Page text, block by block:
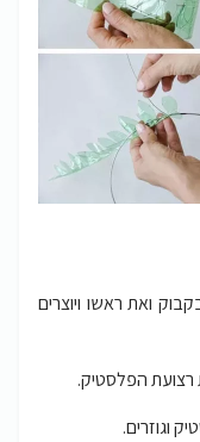
ואת ראשו ויוצרים
רצועת הפלסטיק.
וגוזרים.